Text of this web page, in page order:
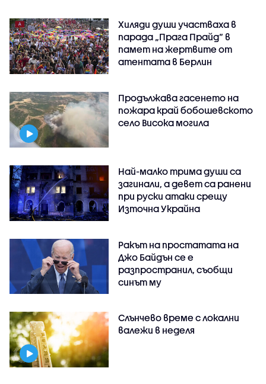
Хиляди души участваха в
парада „Прага Прайд“ в
памет на жертвите от
атентата в Берлин
Продължава гасенето на
пожара край бобошевското
село Висока могила
Най-малко трима души са
загинали, а девет са ранени
при руски атаки срещу
Източна Украйна
Ракът на простатата на
Джо Байдън се е
разпространил, съобщи
синът му
Слънчево време с локални
валежи в неделя